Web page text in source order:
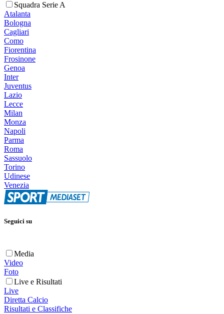
Squadra Serie A
Atalanta
Bologna
Cagliari
Como
Fiorentina
Frosinone
Genoa
Inter
Juventus
Lazio
Lecce
Milan
Monza
Napoli
Parma
Roma
Sassuolo
Torino
Udinese
Venezia
Seguici su
Media
Video
Foto
Live e Risultati
Live
Diretta Calcio
Risultati e Classifiche